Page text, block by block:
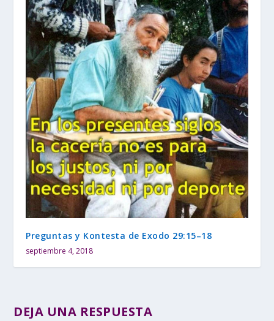
Preguntas y Kontesta de Exodo 29:15–18
septiembre 4, 2018
DEJA UNA RESPUESTA